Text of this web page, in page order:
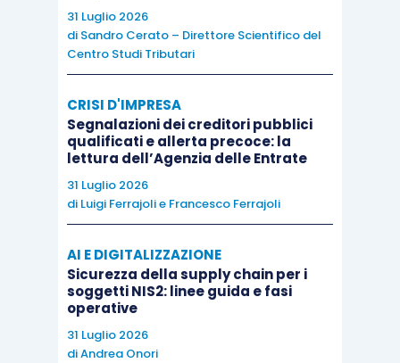
31 Luglio 2026
di Sandro Cerato – Direttore Scientifico del
Centro Studi Tributari
CRISI D'IMPRESA
Segnalazioni dei creditori pubblici
qualificati e allerta precoce: la
lettura dell’Agenzia delle Entrate
31 Luglio 2026
di Luigi Ferrajolie Francesco Ferrajoli
AI E DIGITALIZZAZIONE
Sicurezza della supply chain per i
soggetti NIS2: linee guida e fasi
operative
31 Luglio 2026
diAndrea Onori